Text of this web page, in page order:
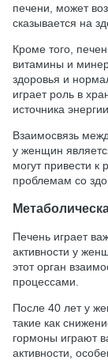
печени, может
сказывается на
Кроме того,
витамины и
здоровья и
играет роль в
источника
Взаимосвязь
у женщин
могут привести
проблемам со
Печень играет
активности у
этот орган
процессами.
После 40 лет у
такие как
гормоны играют
активности,